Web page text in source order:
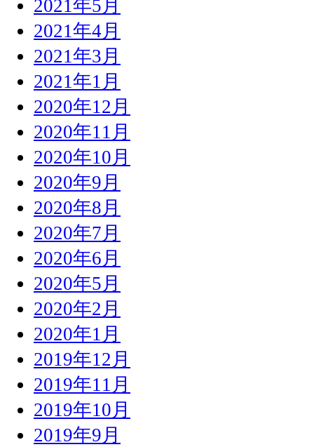
2021年5月
2021年4月
2021年3月
2021年1月
2020年12月
2020年11月
2020年10月
2020年9月
2020年8月
2020年7月
2020年6月
2020年5月
2020年2月
2020年1月
2019年12月
2019年11月
2019年10月
2019年9月